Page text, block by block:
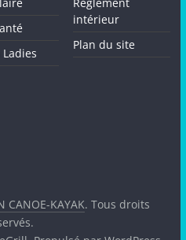
intérieur
Plan du site
CANOE-KAYAK. Tous droits